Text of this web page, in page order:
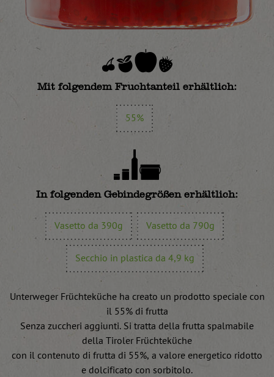
Mit folgendem Fruchtanteil erhältlich:
55%
In folgenden Gebindegrößen erhältlich:
Vasetto da 390g Vasetto da 790g
Secchio in plastica da 4,9 kg
Unterweger Früchteküche ha creato un prodotto speciale con
il 55% di frutta
Senza zuccheri aggiunti. Si tratta della frutta spalmabile
della Tiroler Früchteküche
con il contenuto di frutta di 55%, a valore energetico ridotto
e dolcificato con sorbitolo.